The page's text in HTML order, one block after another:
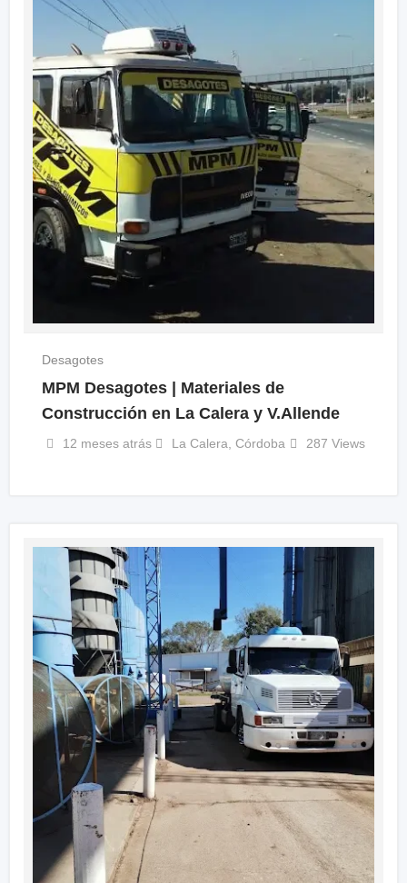
Desagotes
MPM Desagotes | Materiales de
Construcción en La Calera y V.Allende
12 meses atrás La Calera Córdoba 287 Views